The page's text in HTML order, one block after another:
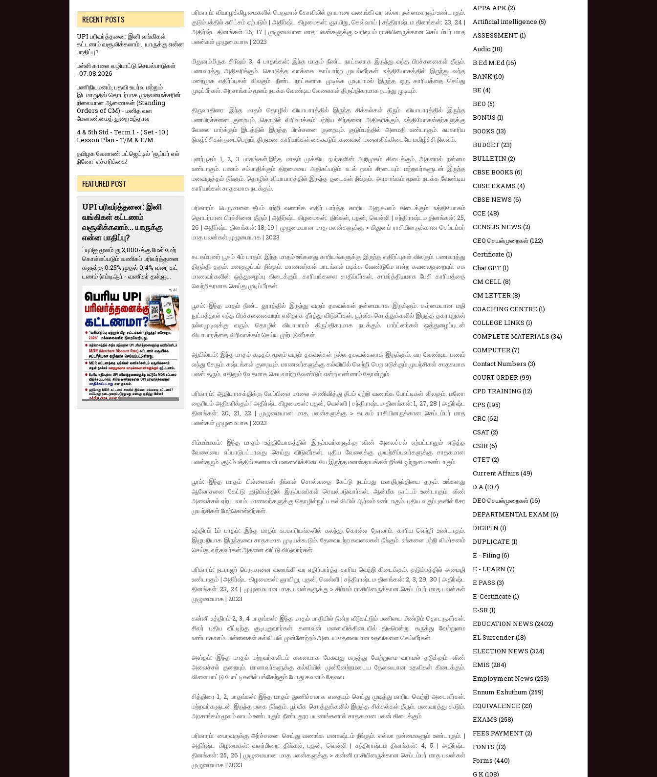
பரிகாரம்: வியாழக்கிழமைகளில் பெருமாள் கோவிலில் தாயாரை வணங்கி வர எல்லா நன்மைகளும் உண்டாகும்.
குடும்பத்தில் சுபிட்சம் ஏற்படும் | அதிர்ஷ்ட கிழமைகள்: ஞாயிறு, செவ்வாய் | சந்திராஷ்டம தினங்கள்: 23, 24 |
அதிர்ஷ்ட தினங்கள்: 16, 17 | முழுமையான மாத பலன்களுக்கு > ரிஷபம் ராசியினருக்கான செப்டம்பர் மாத
பலன்கள் முழுமையாக | 2023
மிதுனம்மிருக சிரீஷம் 3, 4 பாதங்கள்: இந்த மாதம் நீண்ட நாட்களாக இருந்து வந்த பிரச்சனைகள் தீரும்.
பணவரத்து அதிகரிக்கும். கொடுத்த வாக்கை காப்பாற்ற முயல்வீர்கள். உத்தியோகத்தில் இருந்து வந்த
மறைமுக எதிர்ப்புகள் விலகும். நீண்ட நாட்களாக முடிக்க முடியாமல் இருந்த ஒரு காரியத்தை செய்து
முடிப்பீர்கள். அரசாங்கம் மூலம் நடக்க வேண்டிய வேலைகள் திருப்திகரமாக நடந்து முடியும்.
திருவாதிரை: இந்த மாதம் தொழில் வியாபாரத்தில் இருந்த சிக்கல்கள் தீரும். வியாபாரத்தில் இருந்த
பணபிரச்சனை குறையும். தொழில் விரிவாக்கம் பற்றிய சிந்தனை அதிகரிக்கும். உத்தியோகஸ்தர்களுக்கு
வேலை பார்க்கும் இடத்தில் இருந்த பிரச்சனை குறையும். குடும்பத்தில் அமைதி உண்டாகும். சுபகாரிய
நிகழ்ச்சிகள் நடைபெறும். திருமண காரியங்கள் கைகூடும். கணவன் மனைவிக்கிடையே மகிழ்ச்சி நிலவும்.
புனர்பூசம் 1, 2, 3 பாதங்கள்:இந்த மாதம் முக்கிய நபர்களின் அறிமுகம் கிடைக்கும். அதனால் நன்மை
உண்டாகும். பணம் சம்பாதிக்கும் திறமையை அதிகப்படும். உடல் நலம் சீரடையும். மற்றவர்களுடன் இருந்த
மனவருத்தம் நீங்கும். தொழில் வியாபாரத்தில் இருந்த தடைகள் நீங்கும். அரசாங்கம் மூலம் நடக்க வேண்டிய
காரியங்கள் சாதகமாக நடக்கும்.
பரிகாரம்: பெருமாளை தீபம் ஏற்றி வணங்க எதிர் பார்த்த காரிய அனுகூலம் கிடைக்கும். உத்தியோகம்
தொடர்பான பிரச்சினை தீரும் | அதிர்ஷ்ட கிழமைகள்: திங்கள், புதன், வெள்ளி | சந்திராஷ்டம தினங்கள்: 25,
26 | அதிர்ஷ்ட தினங்கள்: 18, 19 | முழுமையான மாத பலன்களுக்கு > மிதுனம் ராசியினருக்கான செப்டம்பர்
மாத பலன்கள் முழுமையாக | 2023
கடகம்புனர் பூசம் 4ம் பாதம்: இந்த மாதம் உங்களது காரியங்களுக்கு இருந்த எதிர்ப்புகள் விலகும். பணவரத்து
திருப்தி தரும். மனகுழப்பம் நீங்கும். மாணவர்கள் பாடங்கள் படிக்க வேண்டுமே என்ற கவலைகுறையும். சக
மாணவர்களின் ஒத்துழைப்பு கிடைக்கும். காரியங்களை சாதிப்பீர்கள். சாமர்த்தியமாக பேசி காரியத்தை
வெற்றிகரமாக செய்து முடிப்பீர்கள்.
பூசம்: இந்த மாதம் நீண்ட தூரத்தில் இருந்து வரும் தகவல்கள் நன்மையாக இருக்கும். கூர்மையான மதி
நுட்பத்தால் எந்த பிரச்சனையையும் எளிதாக தீர்த்து விடுவீர்கள். பூர்வீக சொத்துக்களில் இருந்த தகராறுகள்
நல்லமுடிவுக்கு வரும். தொழில் வியாபாரம் திருப்திகரமாக நடக்கும். பார்ட்னர்கள் ஒத்துழைப்புடன்
வியாபாரத்தை விரிவாக்கம் செய்ய முற்படுவீர்கள்.
ஆயில்யம்: இந்த மாதம் கடிதம் மூலம் வரும் தகவல்கள் நல்ல தகவல்களாக இருக்கும். வர வேண்டிய பணம்
வந்து சேரும். கஷ்டங்கள் குறையும். மாணவர்களுக்கு கல்வியில் வெற்றி பெற எடுக்கும் முயற்சிகள் சாதகமாக
பலன் தரும். எதிலும் வேகமாக செயலாற்ற வேண்டும் என்ற எண்ணம் தோன்றும்.
பரிகாரம்: ஆதிபராசக்திக்கு வேப்பிலை மாலை அணிவித்து தீபம் ஏற்றி வணங்க போட்டிகள் விலகும். மனோ
தைரியம் அதிகரிக்கும் | அதிர்ஷ்ட கிழமைகள்: புதன், வெள்ளி | சந்திராஷ்டம தினங்கள்: 1, 27, 28 | அதிர்ஷ்ட
தினங்கள்: 20, 21, 22 | முழுமையான மாத பலன்களுக்கு > கடகம் ராசியினருக்கான செப்டம்பர் மாத
பலன்கள் முழுமையாக | 2023
சிம்மம்மகம்: இந்த மாதம் உத்தியோகத்தில் இருப்பவர்களுக்கு வீண் அலைச்சல் ஏற்பட்டாலும் எடுத்த
வேலையை எப்பாடுபட்டாவது செய்து விடுவீர்கள். புதிய வேலைக்கு முயற்சிப்பவர்களுக்கு சாதகமான
பலன்தரும். குடும்பத்தில் கணவன் மனைவிக்கிடையே இருந்த மனஸ்தாபங்கள் நீங்கி ஒற்றுமை உண்டாகும்.
பூரம்: இந்த மாதம் பிள்ளைகள் நீங்கள் சொல்வதை கேட்டு நடப்பது மனதிருப்தியை தரும். உங்களது
ஆலோசனை கேட்டு குடும்பத்தில் இருப்பவர்கள் செயல்படுவார்கள். ஆன்மீக நாட்டம் உண்டாகும். வீண்
அலைச்சல் ஏற்படலாம். மாணவர்களுக்கு தொழில்நுட்ப கல்வியில் ஆர்வம் உண்டாகும். புதிய வகுப்புகளில் சேர
முயற்சிகள் மேற்கொள்வீர்கள்.
உத்திரம் 1ம் பாதம்: இந்த மாதம் சுபகாரியங்களில் கலந்து கொள்ள நேரலாம். காரிய வெற்றி உண்டாகும்.
இழுபறியாக இருந்தவை சாதகமாக முடியக்கூடும். தேவையற்ற கவலைகள் நீங்கும். உங்களை பற்றி விமர்சனம்
செய்து வந்தவர்கள் அதனை விட்டு விடுவார்கள்.
பரிகாரம்: நடராஜர் பெருமானை வணங்கி வர எதிர்பார்த்த காரிய வெற்றி கிடைக்கும். குடும்பத்தில் அமைதி
உண்டாகும் | அதிர்ஷ்ட கிழமைகள்: ஞாயிறு, புதன், வெள்ளி | சந்திராஷ்டம தினங்கள்: 2, 3, 29, 30 | அதிர்ஷ்ட
தினங்கள்: 23, 24 | முழுமையான மாத பலன்களுக்கு > சிம்மம் ராசியினருக்கான செப்டம்பர் மாத பலன்கள்
முழுமையாக | 2023
கன்னி உத்திரம் 2, 3, 4 பாதங்கள்: இந்த மாதம் பாதியில் நின்ற வீடுகட்டும் பணியை மீண்டும் தொடருவீர்கள்.
சிலர் புதிய வீட்டிற்கு குடிபுகுவார்கள். கணவன் மனைவிக்கிடையில் திடீரென்று கருத்து வேற்றுமை
உண்டாகலாம். பிள்ளைகள் கல்வியில் முன்னேற்றம் அடைய தேவையான உதவிகளை செய்வீர்கள்.
அஸ்தம்: இந்த மாதம் மற்றவர்களிடம் கவனமாக பேசுவது கருத்து வேற்றுமை வராமல் தடுக்கும். வீண்
அலைச்சல் குறையும். மாணவர்களுக்கு கல்வியில் முன்னேற்றமடைய தேவையான உதவிகள் கிடைக்கும்.
விளையாட்டு போட்டிகளில் பங்கேற்கும் போது கவனம் தேவை.
சித்திரை 1, 2, பாதங்கள்: இந்த மாதம் துணிச்சலாக எதையும் செய்து முடித்து காரிய வெற்றி அடைவீர்கள்.
மற்றவர்களுடன் இருந்த பகை நீங்கும். பூர்வீக சொத்துக்களில் இருந்த சிக்கல்கள் தீரும். பணவரத்து கூடும்.
அரசாங்கம் மூலம் லாபம் உண்டாகும். நீண்டதூர பயணங்களால் சாதகமான பலன் கிடைக்கும்.
பரிகாரம்: பைரவருக்கு அர்ச்சனை செய்து வணங்க மனகஷ்டம் நீங்கும். எல்லா நன்மைகளும் உண்டாகும். |
அதிர்ஷ்ட கிழமைகள்: வளர்பிறை: திங்கள், புதன், வெள்ளி | சந்திராஷ்டம தினங்கள்: 4, 5 | அதிர்ஷ்ட
தினங்கள்: 25, 26 | முழுமையான மாத பலன்களுக்கு > கன்னி ராசியினருக்கான செப்டம்பர் மாத பலன்கள்
முழுமையாக | 2023
RECENT POSTS
UPI பரிவர்த்தனை: இனி வங்கிகள்
கட்டணம் வசூலிக்கலாம்... யாருக்கு என்ன
பாதிப்பு?
பள்ளி காலை வழிபாட்டு செயல்பாடுகள்
-07.08.2026
பணிநியமனம், பதவி உயர்வு மற்றும்
இடமாறுதல் தொடர்பாக முதலமைச்சரின்
நிலையான ஆணைகள் (Standing
Orders of CM) - மனித வள
மேலாண்மைத் துறை உத்தரவு
4 & 5th Std - Term 1 - ( Set - 10 )
Lesson Plan - T/M & E/M
தமிழக வேளாண் பட்ஜெட்டில் 'சூப்பர் எல்
நினோ' எச்சரிக்கை!
FEATURED POST
UPI பரிவர்த்தனை: இனி
வங்கிகள் கட்டணம்
வசூலிக்கலாம்... யாருக்கு
என்ன பாதிப்பு?
` யுபிஐ மூலம் ரூ.2,000-க்கு மேல் மேற்​
கொள்​ளப்​படும் வணி​கப் பரிவர்த்​தனை​
களுக்கு 0.25% முதல் 0.4% வரை கட்​
ட​ணம் (எம்​டிஆர் - வணி​கர் தள்​ளு...
APPA APK(2)
Artificial intelligence (5)
ASSESSMENT(1)
Audio (18)
B.Ed M.Ed(16)
BANK(10)
BE (4)
BEO (5)
BONUS (1)
BOOKS (13)
BUDGET(23)
BULLETIN (2)
CBSE BOOKS (6)
CBSE EXAMS (4)
CBSE NEWS (6)
CCE (48)
CENSUS NEWS (2)
CEO செயல்முறைகள்(122)
Certificate (1)
Chat GPT(1)
CM CELL(8)
CM LETTER(8)
COACHING CENTRE (1)
COLLEGE LINKS (1)
COMPLETE MATERIALS (34)
COMPUTER(7)
Contact Numbers (3)
COURT ORDER(99)
CPD TRAINING (12)
CPS (195)
CRC (62)
CSAT(2)
CSIR(6)
CTET(2)
Current Affairs (49)
D A(107)
DEO செயல்முறைகள்(16)
DEPARTMENTAL EXAM (6)
DIGIPIN (1)
DUPLICATE (1)
E - Filing(6)
E - LEARN (7)
E PASS (3)
E-Certificate (1)
E-SR(1)
EDUCATION NEWS (2402)
EL Surrender(18)
ELECTION NEWS (324)
EMIS (284)
Employment News (253)
Ennum Ezhuthum (259)
EQUIVALENCE (23)
EXAMS (258)
FEES PAYMENT(2)
FONTS (12)
Forms (440)
G K(108)